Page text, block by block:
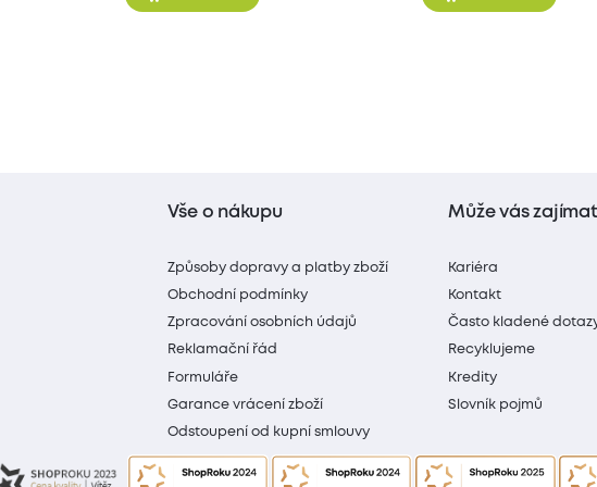
Vše o nákupu
Způsoby dopravy a platby zboží
Obchodní podmínky
Zpracování osobních údajů
Reklamační řád
Formuláře
Garance vrácení zboží
Odstoupení od kupní smlouvy
Může vás zajímat
Kariéra
Kontakt
Často kladené
Recyklujeme
Kredity
Slovník pojmů